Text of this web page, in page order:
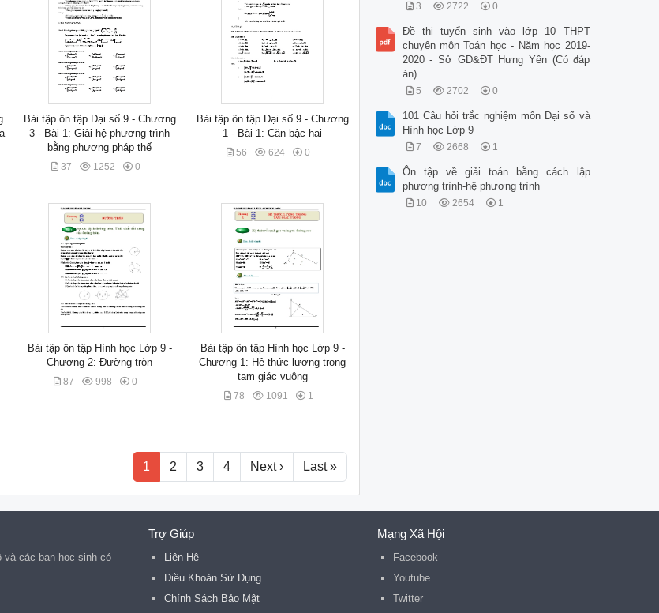
Bài tập ôn tập Đại số 9 - Chương
3 - Bài 1: Giải hệ phương trình
bằng phương pháp thế
37 1252 0
Bài tập ôn tập Đại số 9 - Chương
1 - Bài 1: Căn bậc hai
56 624 0
Bài tập ôn tập Hình học Lớp 9 -
Chương 2: Đường tròn
87 998 0
Bài tập ôn tập Hình học Lớp 9 -
Chương 1: Hệ thức lượng trong
tam giác vuông
78 1091 1
1 2 3 4 Next › Last »
3 2722 0
Đề thi tuyển sinh vào lớp 10 THPT
chuyên môn Toán học - Năm học 2019-
2020 - Sở GD&ĐT Hưng Yên (Có đáp
án)
5 2702 0
101 Câu hỏi trắc nghiệm môn Đại số và
Hình học Lớp 9
7 2668 1
Ôn tập về giải toán bằng cách lập
phương trình-hệ phương trình
10 2654 1
các bạn học sinh có
Trợ Giúp
Liên Hệ
Điều Khoản Sử Dụng
Chính Sách Bảo Mật
Mạng Xã Hội
Facebook
Youtube
Twitter